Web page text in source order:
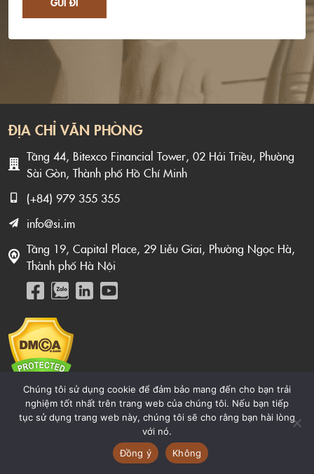
ĐỊA CHỈ VĂN PHÒNG
Tầng 44, Bitexco Financial Tower, 02 Hải Triều, Phường
Sài Gòn, Thành phố Hồ Chí Minh
(+84) 979 355 355
info@si.im
Tầng 19, Capital Place, 29 Liễu Giai, Phường Ngọc Hà,
Thành phố Hà Nội
Giới thiệu SI Group
Chúng tôi sử dụng cookie để đảm bảo mang đến cho bạn trải
nghiệm tốt nhất trên trang web của chúng tôi. Nếu bạn tiếp
tục sử dụng trang web này, chúng tôi sẽ cho rằng bạn hài lòng
với nó.
Đồng ý
Không